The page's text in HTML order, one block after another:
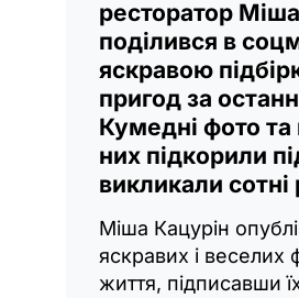
ресторатор
поділився в
яскравою
пригод за
Кумедні фото та
них підкорили
викликали сотні
Міша Кацурін
яскравих і веселих
життя, підписавши